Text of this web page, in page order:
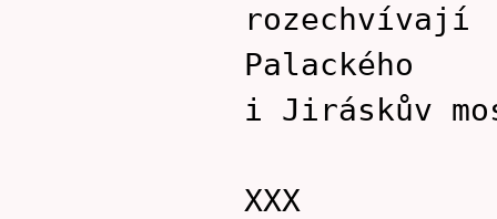
rozechvívají
Palackého
i Jiráskův
XXX